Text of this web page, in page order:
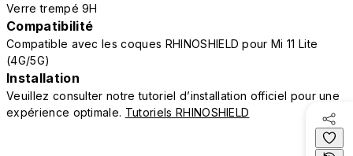
Verre trempé 9H
Compatibilité
Compatible avec les coques RHINOSHIELD pour Mi 11 Lite
(4G/5G)
Installation
Veuillez consulter notre tutoriel d’installation officiel pour une
expérience optimale. Tutoriels RHINOSHIELD